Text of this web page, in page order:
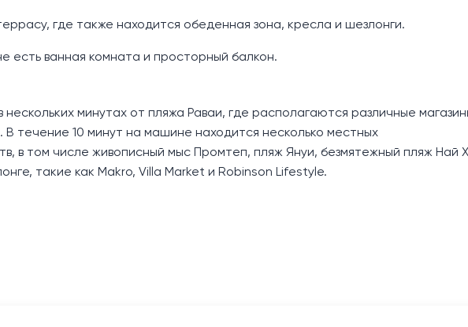
где также находится обеденная зона, кресла и шезлонги.
есть ванная комната и просторный балкон.
нескольких минутах от пляжа Раваи, где располагаются различные
течение 10 минут на машине находится несколько местных
в том числе живописный мыс Промтеп, пляж Януи, безмятежный пляж Най
такие как Makro, Villa Market и Robinson Lifestyle.